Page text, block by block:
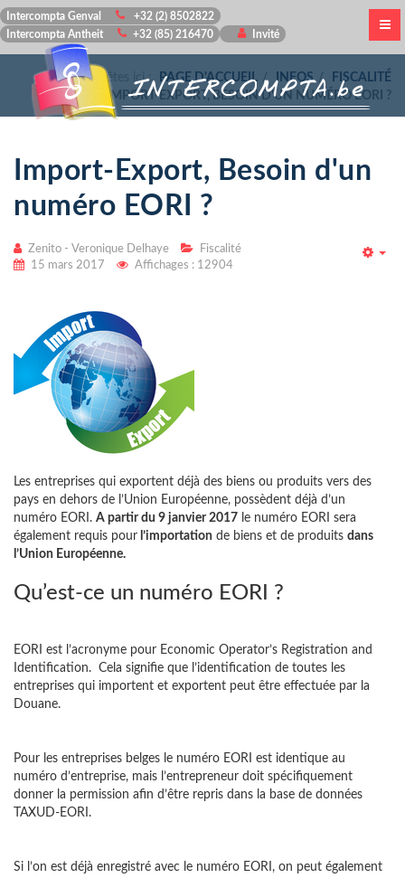
Intercompta Genval
+32 (2) 8502822
Intercompta Antheit
+32 (85) 216470 Invité
Vous êtes ici : PAGE D'ACCUEIL INFOS
FISCALITÉ
IMPORT-EXPORT, BESOIN D'UN NUMÉRO EORI ?
Import-Export, Besoin d'un
numéro EORI ?
Zenito - Veronique Delhaye
Fiscalité
15 mars 2017
Affichages : 12904
Les entreprises qui exportent déjà des biens ou produits vers des
pays en dehors de l’Union Européenne, possèdent déjà d’un
numéro EORI. A partir du 9 janvier 2017 le numéro EORI sera
également requis pour l’importation de biens et de produits dans
l’Union Européenne.
Qu’est-ce un numéro EORI ?
EORI est l’acronyme pour Economic Operator’s Registration and
Identification. Cela signifie que l’identification de toutes les
entreprises qui importent et exportent peut être effectuée par la
Douane.
Pour les entreprises belges le numéro EORI est identique au
numéro d’entreprise, mais l’entrepreneur doit spécifiquement
donner la permission afin d’être repris dans la base de données
TAXUD-EORI.
Si l’on est déjà enregistré avec le numéro EORI, on peut également